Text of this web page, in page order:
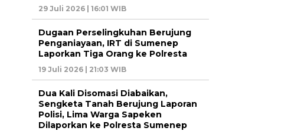
29 Juli 2026 | 16:01 WIB
Dugaan Perselingkuhan Berujung
Penganiayaan, IRT di Sumenep
Laporkan Tiga Orang ke Polresta
19 Juli 2026 | 21:03 WIB
Dua Kali Disomasi Diabaikan,
Sengketa Tanah Berujung Laporan
Polisi, Lima Warga Sapeken
Dilaporkan ke Polresta Sumenep